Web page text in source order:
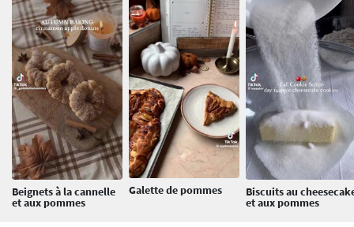
Beignets à la cannelle
et aux pommes
Galette de pommes Biscuits au
et aux pommes